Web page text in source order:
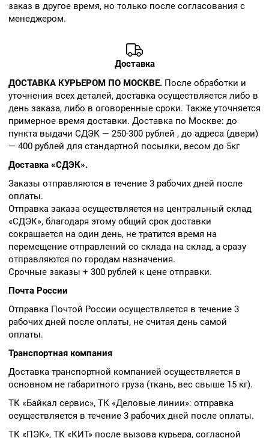
заказ в другое время, но только после согласования с
менеджером.
Доставка
ДОСТАВКА КУРЬЕРОМ ПО МОСКВЕ. После обработки и
уточнения всех деталей, доставка осуществляется либо в
день заказа, либо в оговоренные сроки. Также уточняется
примерное время доставки. Доставка по Москве: до
пункта выдачи СДЭК — 250-300 рублей , до адреса (двери)
— 400 рублей для стандартной посылки, весом до 5кг
Доставка «СДЭК».
Заказы отправляются в течение 3 рабочих дней после
оплаты.
Отправка заказа осуществляется на центральный склад
«СДЭК», благодаря этому общий срок доставки
сокращается на один день, не тратится время на
перемещение отправлений со склада на склад, а сразу
отправляются по городам назначения.
Срочные заказы + 300 рублей к цене отправки.
Почта России
Отправка Почтой России осуществляется в течение 3
рабочих дней после оплаты, не считая день самой
оплаты.
Транспортная компания
Доставка транспортной компанией осуществляется в
основном не габаритного груза (ткань, вес свыше 15 кг).
ТК «Байкал сервис», ТК «Деловые линии»: отправка
осуществляется в течение 3 рабочих дней после оплаты.
ТК «ПЭК», ТК «КИТ» после вызова курьера, согласной